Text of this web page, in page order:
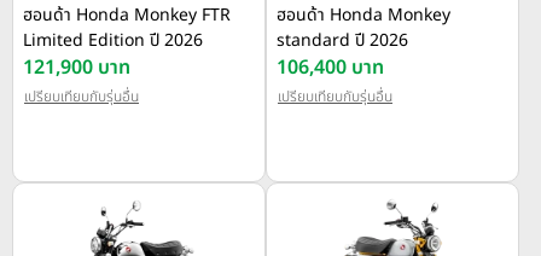
ฮอนด้า Honda Monkey FTR
Limited Edition ปี 2026
121,900 บาท
เปรียบเทียบกับรุ่นอื่น
ฮอนด้า Honda Monkey
standard ปี 2026
106,400 บาท
เปรียบเทียบกับรุ่นอื่น